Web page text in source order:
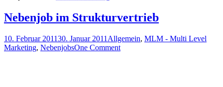
Nebenjob im Strukturvertrieb
10. Februar 201130. Januar 2011 Allgemein, MLM - Multi Level
Marketing, NebenjobsOne Comment